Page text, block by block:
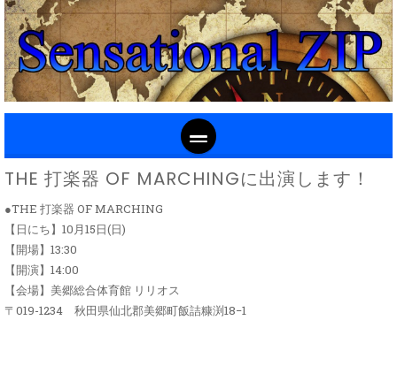
SKIP TO CONTENT
THE 打楽器 OF MARCHINGに出演します！
●THE 打楽器 OF MARCHING
【日にち】10月15日(日)
【開場】13:30
【開演】14:00
【会場】 美郷総合体育館 リリオス
〒019-1234 秋田県仙北郡美郷町飯詰糠渕18−1